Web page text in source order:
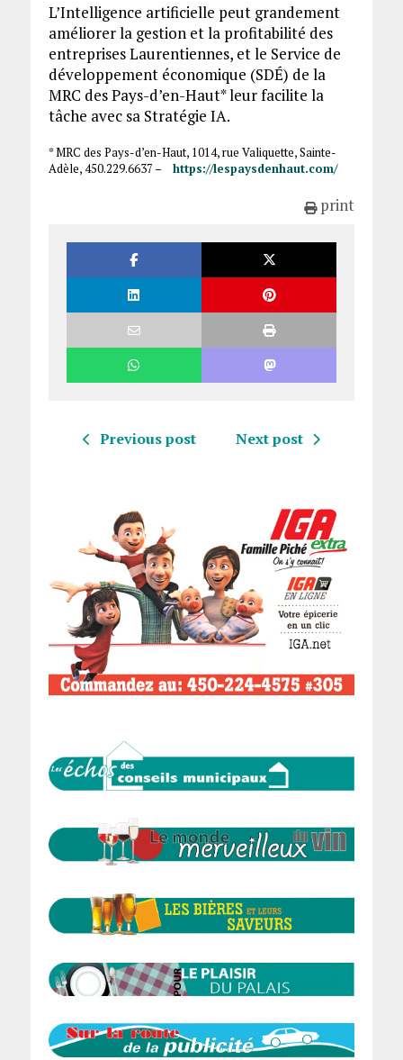
L’Intelligence artificielle peut grandement
améliorer la gestion et la profitabilité des
entreprises Laurentiennes, et le Service de
développement économique (SDÉ) de la
MRC des Pays-d’en-Haut* leur facilite la
tâche avec sa Stratégie IA.
* MRC des Pays-d’en-Haut, 1014, rue Valiquette, Sainte-
Adèle, 450.229.6637 –
https://lespaysdenhaut.com/
print
Previous post Next post